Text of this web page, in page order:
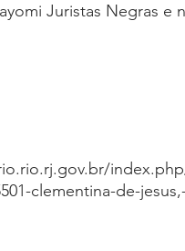
Juristas Negras
clementina-de-